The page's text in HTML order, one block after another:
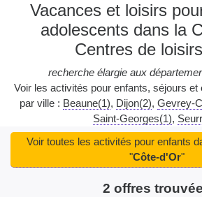
Vacances et loisirs
adolescents dans la
Centres de
recherche élargie aux
Voir les activités pour enfants, séjours
par ville : Beaune(1) Dijon(2) Gevrey-
Saint-Georges(1)
2 offres
Voir toutes les activités pour enfants
"Côte-d'Or"